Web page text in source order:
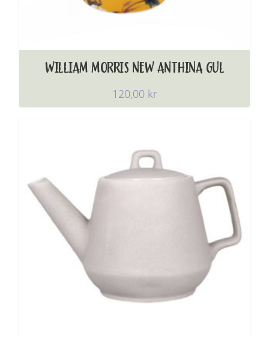
WILLIAM MORRIS NEW ANTHINA GUL
120,00 kr